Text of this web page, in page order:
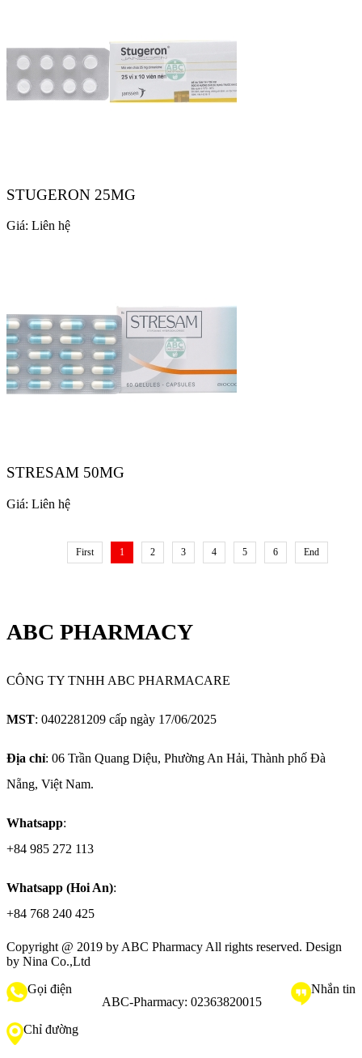
STUGERON 25MG
Giá: Liên hệ
STRESAM 50MG
Giá: Liên hệ
First 1 2 3 4 5 6 End
ABC PHARMACY
CÔNG TY TNHH ABC PHARMACARE
MST: 0402281209 cấp ngày 17/06/2025
Địa chỉ: 06 Trần Quang Diệu, Phường An Hải, Thành phố Đà
Nẵng, Việt Nam.
Whatsapp:
+84 985 272 113
Whatsapp (Hoi An):
+84 768 240 425
Copyright @ 2019 by ABC Pharmacy All rights reserved. Design
by Nina Co.,Ltd
Gọi điện
ABC-Pharmacy: 02363820015
Nhắn tin
Chỉ đường